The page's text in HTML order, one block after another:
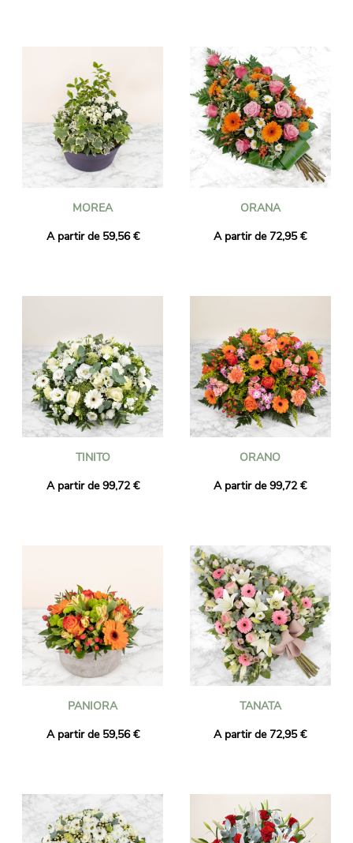
MOREA
A partir de 59,56 €
ORANA
A partir de 72,95 €
TINITO
A partir de 99,72 €
ORANO
A partir de 99,72 €
PANIORA
A partir de 59,56 €
TANATA
A partir de 72,95 €